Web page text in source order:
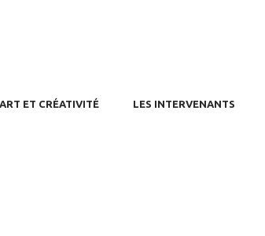
ART ET CRÉATIVITÉ LES INTERVENANTS